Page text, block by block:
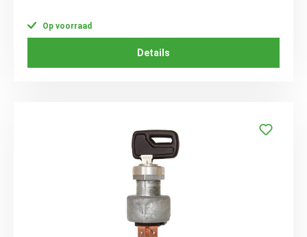
Op voorraad
Details